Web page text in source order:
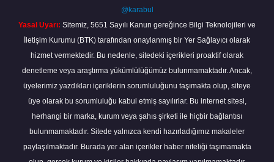
@karabul
Yasal Uyarı: Sitemiz, 5651 Sayılı Kanun gereğince Bilgi Teknolojileri ve
İletişim Kurumu (BTK) tarafından onaylanmış bir Yer Sağlayıcı olarak
hizmet vermektedir. Bu nedenle, sitedeki içerikleri proaktif olarak
denetleme veya araştırma yükümlülüğümüz bulunmamaktadır. Ancak,
üyelerimiz yazdıkları içeriklerin sorumluluğunu taşımakta olup, siteye
üye olarak bu sorumluluğu kabul etmiş sayılırlar. Bu internet sitesi,
herhangi bir marka, kurum veya şahıs şirketi ile hiçbir bağlantısı
bulunmamaktadır. Sitede yalnızca kendi hazırladığımız makaleler
paylaşılmaktadır. Burada yer alan içerikler haber niteliği taşımamakta